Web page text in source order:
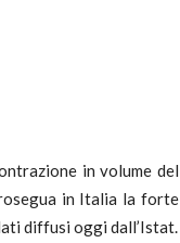
in volume del
in Italia la forte
diffusi oggi dall’Istat.